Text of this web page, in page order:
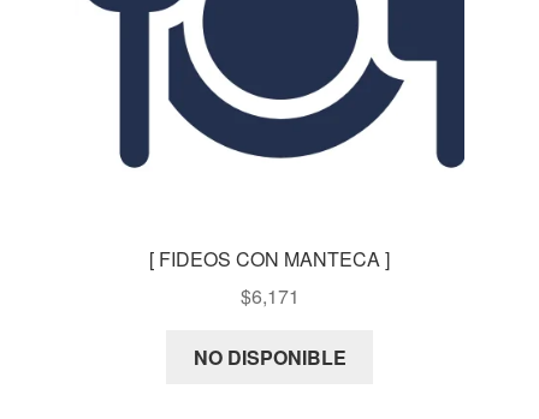
[ FIDEOS CON MANTECA ]
$6,171
NO DISPONIBLE